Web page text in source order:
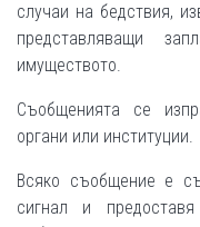
случаи на бедствия,
представляващи
имуществото.
Съобщенията се
органи или институции.
Всяко съобщение е
сигнал и